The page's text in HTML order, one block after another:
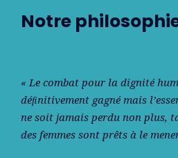
Notre
« Le combat pour la dignité
déﬁnitivement gagné mais
ne soit jamais perdu non plus,
des femmes sont prêts à le